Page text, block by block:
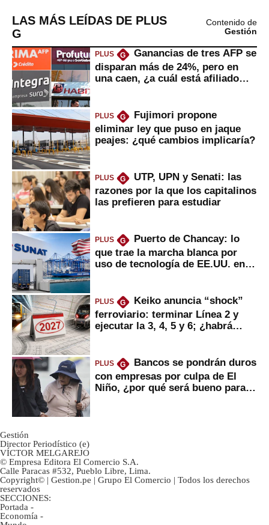
LAS MÁS LEÍDAS DE PLUS
G
Contenido de
Gestión
PLUS G
Ganancias de tres AFP se
disparan más de 24%, pero en
una caen, ¿a cuál está afiliado
PLUS G
Fujimori propone
eliminar ley que puso en jaque
peajes: ¿qué cambios implicaría?
PLUS G
UTP, UPN y Senati: las
razones por la que los capitalinos
las prefieren para estudiar
PLUS G
Puerto de Chancay: lo
que trae la marcha blanca por
uso de tecnología de EE.UU. en
PLUS G
Keiko anuncia “shock”
ferroviario: terminar Línea 2 y
ejecutar la 3, 4, 5 y 6; ¿habrá
PLUS G
Bancos se pondrán duros
con empresas por culpa de El
Niño, ¿por qué será bueno para
Gestión
Director Periodístico (e)
VÍCTOR MELGAREJO
© Empresa Editora El Comercio S.A.
Calle Paracas #532, Pueblo Libre, Lima.
Copyright© | Gestion.pe | Grupo El Comercio | Todos los derechos
reservados
SECCIONES:
Portada -
Economía -